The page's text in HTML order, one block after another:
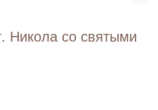
Никола со святыми